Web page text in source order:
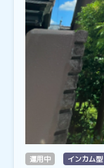
運用中 インカム型